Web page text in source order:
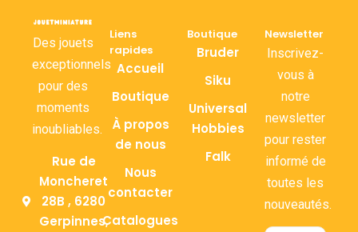
Des jouets
exceptionnels
pour des
moments
inoubliables.
Rue de
Moncheret
28B , 6280
Gerpinnes,
Liens
rapides
Accueil
Boutique
À propos
de nous
Nous
contacter
Catalogues
Boutique
Bruder
Siku
Universal
Hobbies
Falk
Newsletter
Inscrivez-
vous à
notre
newsletter
pour rester
informé de
toutes les
nouveautés.